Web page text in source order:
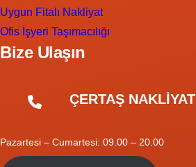
Uygun Fitalı Nakliyat
Ofis İşyeri Taşımacılığı
Bize Ulaşın
ÇERTAŞ NAKLİYAT
Pazartesi – Cumartesi: 09.00 – 20.00